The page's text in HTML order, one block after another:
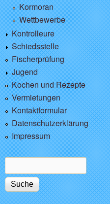
Kormoran
Wettbewerbe
Kontrolleure
Schiedsstelle
Fischerprüfung
Jugend
Kochen und Rezepte
Vermietungen
Kontaktformular
Datenschutzerklärung
Impressum
Suchformular